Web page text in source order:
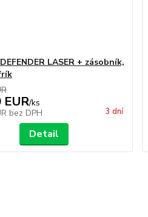
LASER + zásobník,
/ks
bez DPH 3 dní
Detail